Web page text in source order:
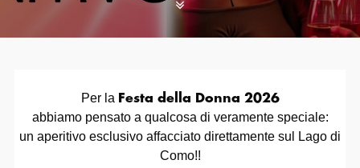
Per la Festa della Donna 2026
abbiamo pensato a qualcosa di veramente speciale:
un aperitivo esclusivo affacciato direttamente sul Lago di
Como!!